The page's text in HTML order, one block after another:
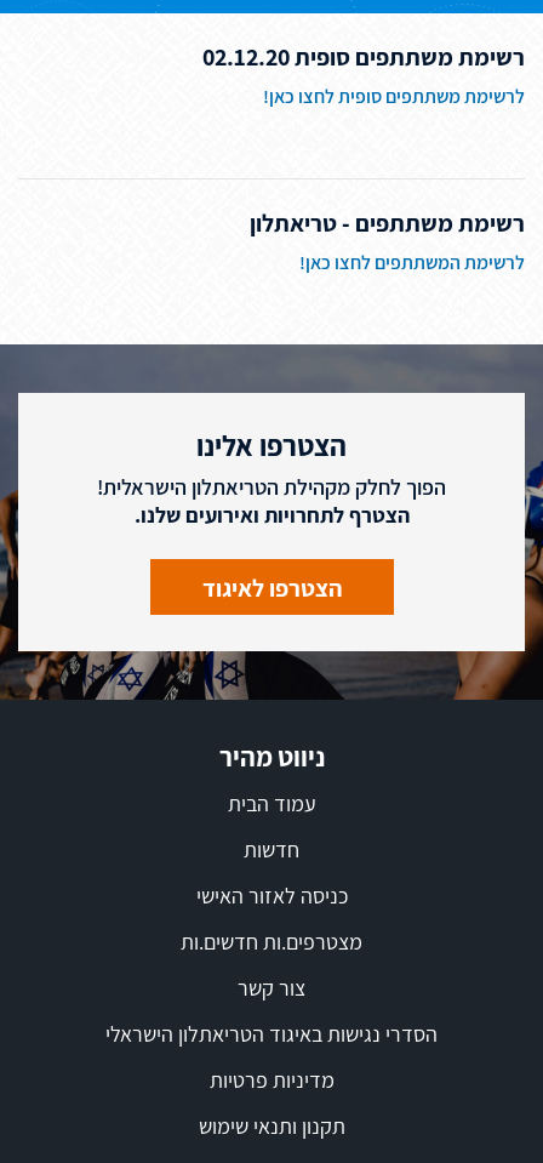
רשימת משתתפים סופית 02.12.20
לרשימת משתתפים סופית לחצו כאן!
רשימת משתתפים - טריאתלון
לרשימת המשתתפים לחצו כאן!
הצטרפו אלינו
הפוך לחלק מקהילת הטריאתלון הישראלית!
הצטרף לתחרויות ואירועים שלנו.
הצטרפו לאיגוד
ניווט מהיר
עמוד הבית
חדשות
כניסה לאזור האישי
מצטרפים.ות חדשים.ות
צור קשר
הסדרי נגישות באיגוד הטריאתלון הישראלי
מדיניות פרטיות
תקנון ותנאי שימוש